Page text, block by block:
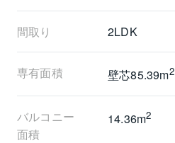
間取り 2LDK
専有面積 壁芯85.39m2
バルコニー
面積
14.36m2